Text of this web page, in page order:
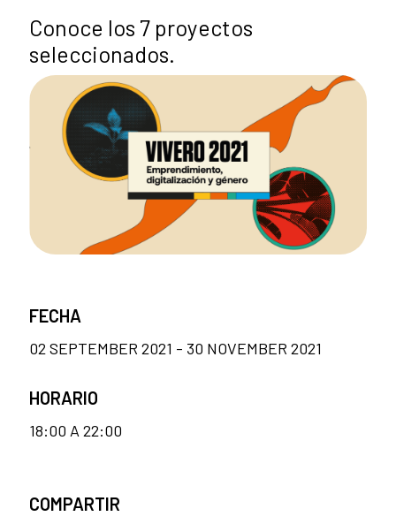
Conoce los 7 proyectos
seleccionados.
FECHA
02 SEPTEMBER 2021 - 30 NOVEMBER 2021
HORARIO
18:00 A 22:00
COMPARTIR